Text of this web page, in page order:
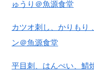
ゅうり＠魚源食堂
カツオ刺し、かりもり
ン＠魚源食堂
平目刺、はんぺい、鯖